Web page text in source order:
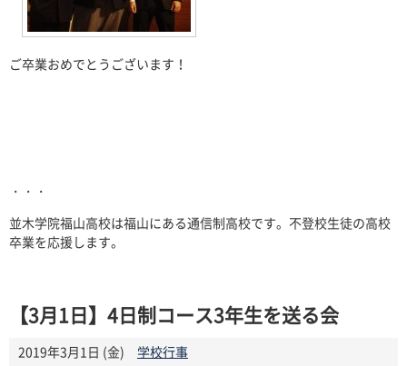
ご卒業おめでとうございます！
・・・
並木学院福山高校は福山にある通信制高校です。不登校生徒の高校
卒業を応援します。
【3月1日】4日制コース3年生を送る会
2019年3月1日 (金)
学校行事